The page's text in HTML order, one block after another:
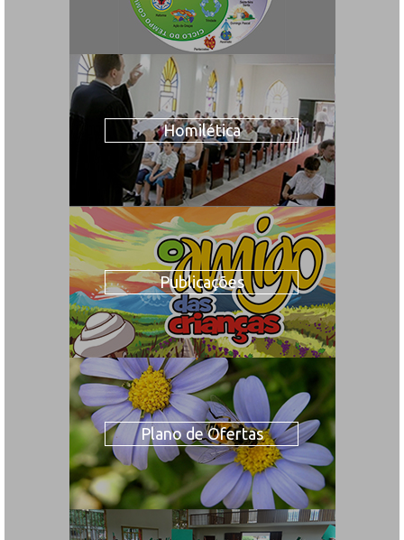
Homilética
Publicações
Plano de Ofertas